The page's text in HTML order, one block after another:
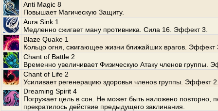
Anti Magic 8
Повышает Магическую Защиту.
Aura Sink 1
Медленно сжигает ману противника. Сила 16. Эффект 3.
Blaze Quake 1
Кольцо огня, сжигающее жизни ближайших врагов. Эффект
Chant of Battle 2
Временно увеличивает Физическую Атаку членов группы.
Chant of Life 2
Усиливает регенерацию здоровья членов группы. Эффект
Dreaming Spirit 4
Погружает цель в сон. Не может быть наложено повторно,
прекратилось действие предыдущего заклинания.